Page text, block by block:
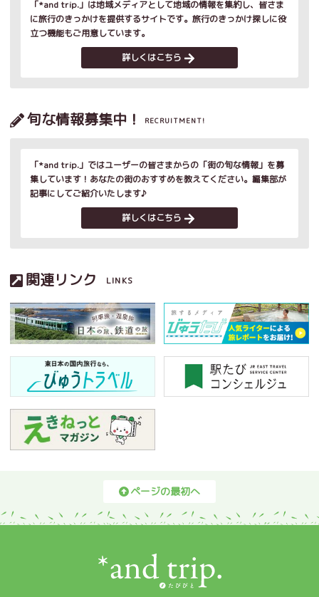
「*and trip.」は地域メディアとして地域の情報を集約し、皆さま
に旅行のきっかけを提供するサイトです。旅行のきっかけ探しに役
立つ機能もご用意しています。
詳しくはこちら
旬な情報募集中！ RECRUITMENT!
「*and trip.」ではユーザーの皆さまからの「街の旬な情報」を募
集しています！あなたの街のおすすめを教えてください。編集部が
記事にしてご紹介いたします♪
詳しくはこちら
関連リンク LINKS
ページの最初へ